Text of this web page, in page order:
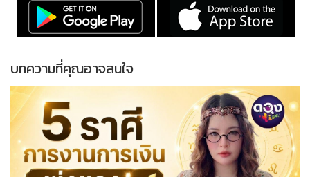
บทความที่คุณอาจสนใจ